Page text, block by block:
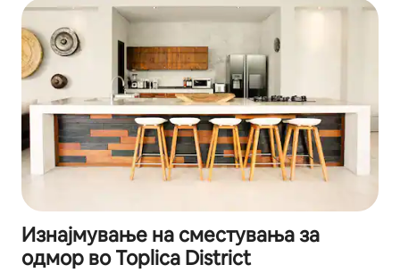
Изнајмување на сместувања за
одмор во Toplica District